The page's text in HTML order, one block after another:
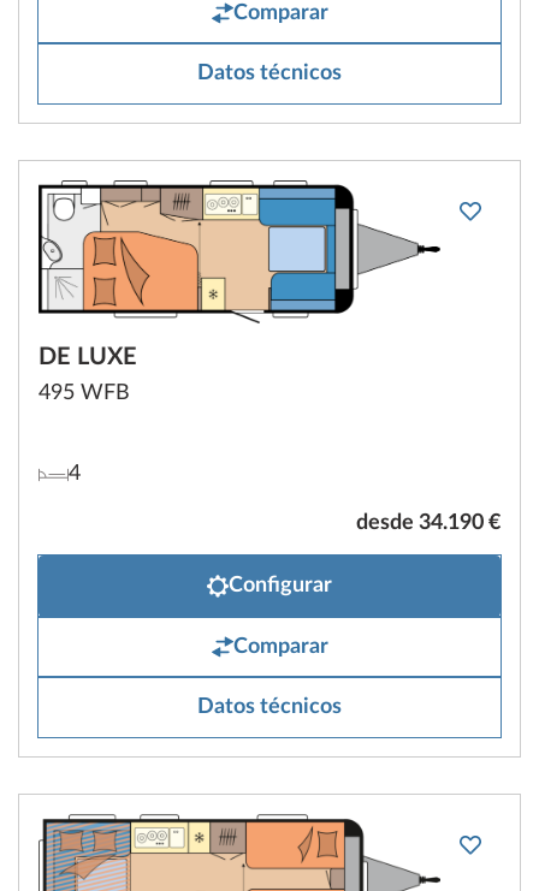
Comparar
Datos técnicos
DE LUXE
495 WFB
4
desde 34.190 €
Configurar
Comparar
Datos técnicos